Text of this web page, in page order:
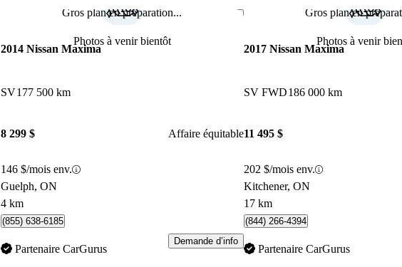
Gros plan en préparation...
Photos à venir bientôt
Enregistrer cette annonce
2014 Nissan Maxima
SV177 500 km
8 299 $ Affaire équitable
146 $/mois env.
Guelph, ON
4 km
(855) 638-6185
Partenaire CarGurus
Demande d’info
Gros plan en
Photos à venir
2017 Nissan Maxima
SV FWD186 000 km
11 495 $
202 $/mois env.
Kitchener, ON
17 km
(844) 266-4394
Partenaire CarGurus